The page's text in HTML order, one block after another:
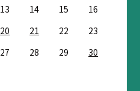
13 14 15
16
20 21 22
23
27 28 29
30